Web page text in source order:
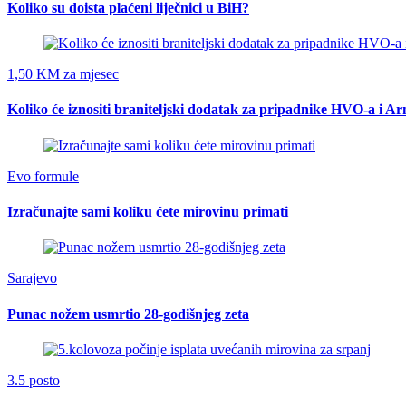
Koliko su doista plaćeni liječnici u BiH?
1,50 KM za mjesec
Koliko će iznositi braniteljski dodatak za pripadnike HVO-a i
Evo formule
Izračunajte sami koliku ćete mirovinu primati
Sarajevo
Punac nožem usmrtio 28-godišnjeg zeta
3.5 posto